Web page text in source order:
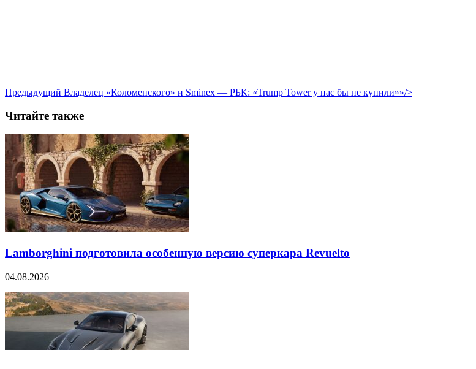
Предыдущий Владелец «Коломенского» и Smineх — РБК: «Trump Tower у нас бы не купили»»/>
Читайте также
Lamborghini подготовила особенную версию суперкара Revuelto
04.08.2026